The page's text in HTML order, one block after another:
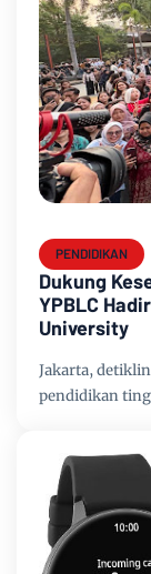
PENDIDIKAN
Dukung
YPBLC
University
Jakarta,
pendidikan